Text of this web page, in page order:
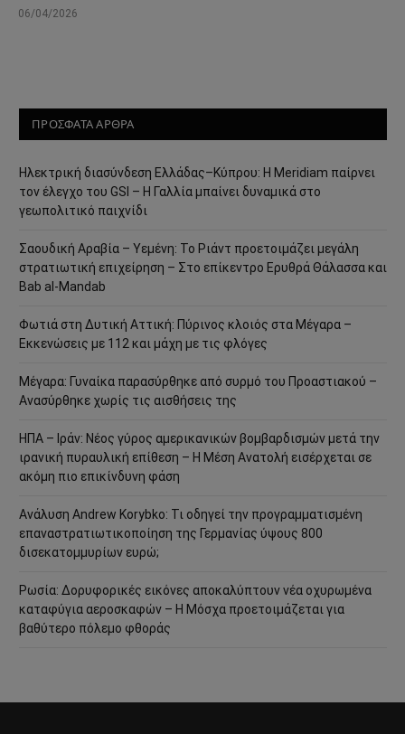
06/04/2026
ΠΡΟΣΦΑΤΑ ΑΡΘΡΑ
Ηλεκτρική διασύνδεση Ελλάδας–Κύπρου: Η Meridiam παίρνει
τον έλεγχο του GSI – Η Γαλλία μπαίνει δυναμικά στο
γεωπολιτικό παιχνίδι
Σαουδική Αραβία – Υεμένη: Το Ριάντ προετοιμάζει μεγάλη
στρατιωτική επιχείρηση – Στο επίκεντρο Ερυθρά Θάλασσα και
Bab al-Mandab
Φωτιά στη Δυτική Αττική: Πύρινος κλοιός στα Μέγαρα –
Εκκενώσεις με 112 και μάχη με τις φλόγες
Μέγαρα: Γυναίκα παρασύρθηκε από συρμό του Προαστιακού –
Ανασύρθηκε χωρίς τις αισθήσεις της
ΗΠΑ – Ιράν: Νέος γύρος αμερικανικών βομβαρδισμών μετά την
ιρανική πυραυλική επίθεση – Η Μέση Ανατολή εισέρχεται σε
ακόμη πιο επικίνδυνη φάση
Ανάλυση Andrew Korybko: Τι οδηγεί την προγραμματισμένη
επαναστρατιωτικοποίηση της Γερμανίας ύψους 800
δισεκατομμυρίων ευρώ;
Ρωσία: Δορυφορικές εικόνες αποκαλύπτουν νέα οχυρωμένα
καταφύγια αεροσκαφών – Η Μόσχα προετοιμάζεται για
βαθύτερο πόλεμο φθοράς